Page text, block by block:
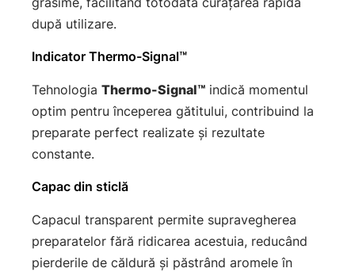
după utilizare.
Indicator Thermo-Signal™
Tehnologia Thermo-Signal™ indică momentul
optim pentru începerea gătitului, contribuind la
preparate perfect realizate și rezultate
constante.
Capac din sticlă
Capacul transparent permite supravegherea
preparatelor fără ridicarea acestuia, reducând
pierderile de căldură și păstrând aromele în